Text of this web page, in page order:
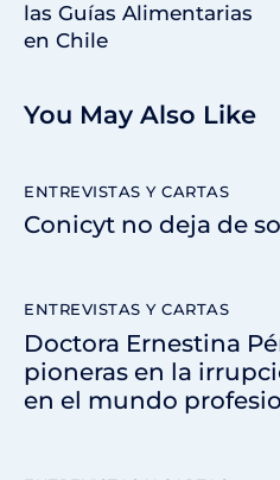
las Guías Alimentarias
en Chile
You May Also Like
ENTREVISTAS Y CARTAS
Conicyt no deja de
ENTREVISTAS Y CARTAS
Doctora Ernestina
pioneras en la
en el mundo